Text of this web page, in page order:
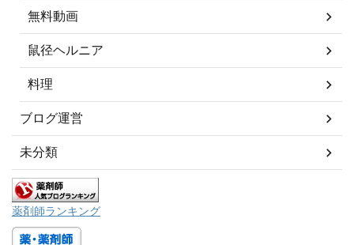
無料動画
鼠径ヘルニア
料理
ブログ運営
未分類
薬剤師ランキング